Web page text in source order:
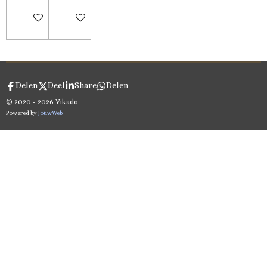
In winkelwagenIn winkelwagen
Delen Deel Share Delen
© 2020 - 2026 Vikado
Powered byJouwWeb